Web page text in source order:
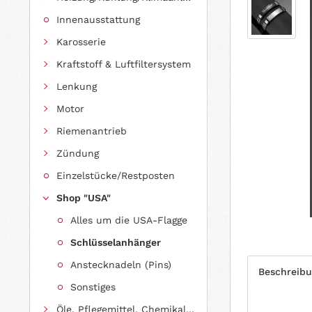
Innenausstattung
Karosserie
Kraftstoff & Luftfiltersystem
Lenkung
Motor
Riemenantrieb
Zündung
Einzelstücke/Restposten
Shop "USA"
Alles um die USA-Flagge
Schlüsselanhänger
Anstecknadeln (Pins)
Sonstiges
Öle, Pflegemittel, Chemikalien und Additive